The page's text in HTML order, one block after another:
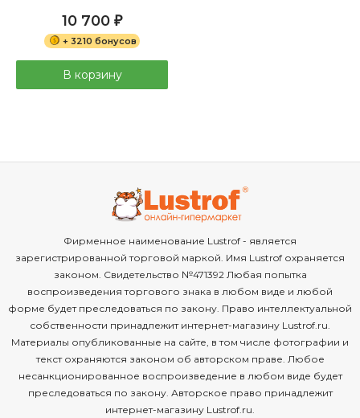
10 700 ₽
+ 3210 бонусов
В корзину
Фирменное наименование Lustrof - является
зарегистрированной торговой маркой. Имя Lustrof охраняется
законом. Свидетельство №471392 Любая попытка
воспроизведения торгового знака в любом виде и любой
форме будет преследоваться по закону. Право интеллектуальной
собственности принадлежит интернет-магазину Lustrof.ru.
Материалы опубликованные на сайте, в том числе фотографии и
текст охраняются законом об авторском праве. Любое
несанкционированное воспроизведение в любом виде будет
преследоваться по закону. Авторское право принадлежит
интернет-магазину Lustrof.ru.